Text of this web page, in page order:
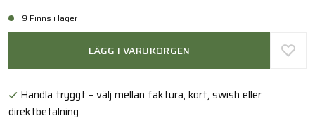
9 Finns i lager
LÄGG I VARUKORGEN
Handla tryggt – välj mellan faktura, kort, swish eller
direktbetalning